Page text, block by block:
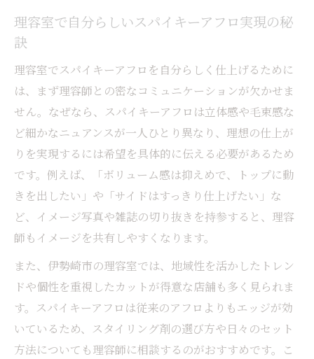
理容室で自分らしいスパイキーアフロ実現の秘
訣
理容室でスパイキーアフロを自分らしく仕上げるために
は、まず理容師との密なコミュニケーションが欠かせま
せん。なぜなら、スパイキーアフロは立体感や毛束感な
ど細かなニュアンスが一人ひとり異なり、理想の仕上が
りを実現するには希望を具体的に伝える必要があるため
です。例えば、「ボリューム感は抑えめで、トップに動
きを出したい」や「サイドはすっきり仕上げたい」な
ど、イメージ写真や雑誌の切り抜きを持参すると、理容
師もイメージを共有しやすくなります。
また、伊勢崎市の理容室では、地域性を活かしたトレン
ドや個性を重視したカットが得意な店舗も多く見られま
す。スパイキーアフロは従来のアフロよりもエッジが効
いているため、スタイリング剤の選び方や日々のセット
方法についても理容師に相談するのがおすすめです。こ